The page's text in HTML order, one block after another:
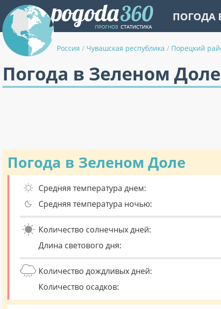
ПОГОДА
Россия / Чувашская республика / Порецкий
Погода в Зеленом
Погода в Зеленом Доле
Средняя температура днем:
Средняя температура ночью:
Количество солнечных дней:
Длина светового дня:
Количество дождливых дней:
Количество осадков: